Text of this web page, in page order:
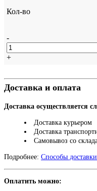
Кол-во
-
+
Доставка и оплата
Доставка осуществляется
Доставка курьером
Доставка
Самовывоз со
Подробнее: Способы
Оплатить можно: